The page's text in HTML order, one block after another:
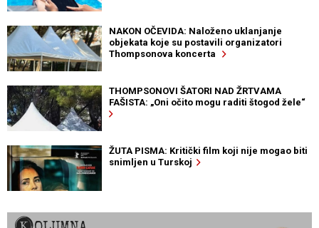
NAKON OČEVIDA: Naloženo uklanjanje
objekata koje su postavili organizatori
Thompsonova koncerta
THOMPSONOVI ŠATORI NAD ŽRTVAMA
FAŠISTA: „Oni očito mogu raditi štogod žele“
ŽUTA PISMA: Kritički film koji nije mogao biti
snimljen u Turskoj